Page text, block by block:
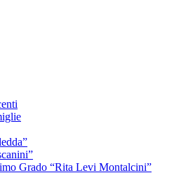
Grado “Rita Levi Montalcini”